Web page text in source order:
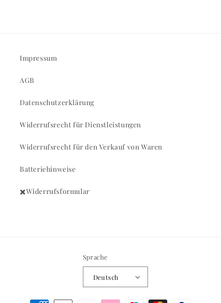
Impressum
AGB
Datenschutzerklärung
Widerrufsrecht für Dienstleistungen
Widerrufsrecht für den Verkauf von Waren
Batteriehinweise
✖️Widerrufsformular
Sprache
Deutsch
Zahlungsmethoden